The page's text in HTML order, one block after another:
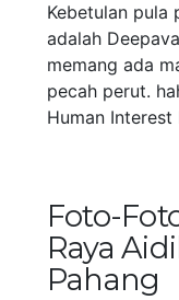
Kebetulan pula
adalah
memang ada
pecah perut.
Human
Foto-
Raya
Pahang